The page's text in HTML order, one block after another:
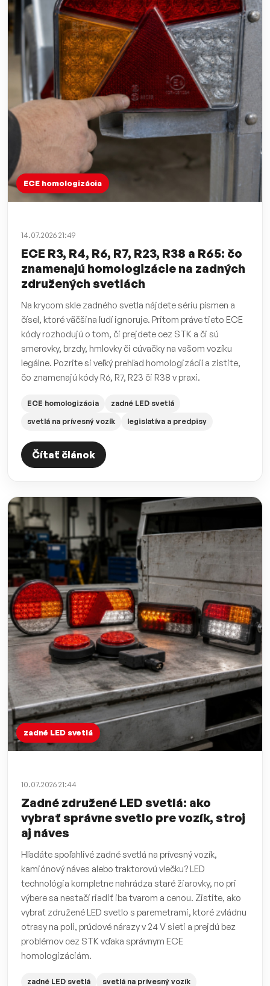
ECE homologizácia
14.07.2026 21:49
ECE R3, R4, R6, R7, R23, R38 a R65: čo
znamenajú homologizácie na zadných
združených svetlách
Na krycom skle zadného svetla nájdete sériu písmen a
čísel, ktoré väčšina ľudí ignoruje. Pritom práve tieto ECE
kódy rozhodujú o tom, či prejdete cez STK a či sú
smerovky, brzdy, hmlovky či cúvačky na vašom vozíku
legálne. Pozrite si veľký prehľad homologizácií a zistite,
čo znamenajú kódy R6, R7, R23 či R38 v praxi.
ECE homologizácia
zadné LED svetlá
svetlá na prívesný vozík
legislatíva a predpisy
Čítať článok
zadné LED svetlá
10.07.2026 21:44
Zadné združené LED svetlá: ako
vybrať správne svetlo pre vozík, stroj
aj náves
Hľadáte spoľahlivé zadné svetlá na prívesný vozík,
kamiónový náves alebo traktorovú vlečku? LED
technológia kompletne nahrádza staré žiarovky, no pri
výbere sa nestačí riadiť iba tvarom a cenou. Zistite, ako
vybrať združené LED svetlo s paremetrami, ktoré zvládnu
otrasy na poli, prúdové nárazy v 24 V sieti a prejdú bez
problémov cez STK vďaka správnym ECE
homologizáciám.
zadné LED svetlá
svetlá na prívesný vozík